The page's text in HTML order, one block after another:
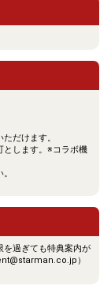
だけます。
とします。※コラボ機
を過ぎても特典案内が
）